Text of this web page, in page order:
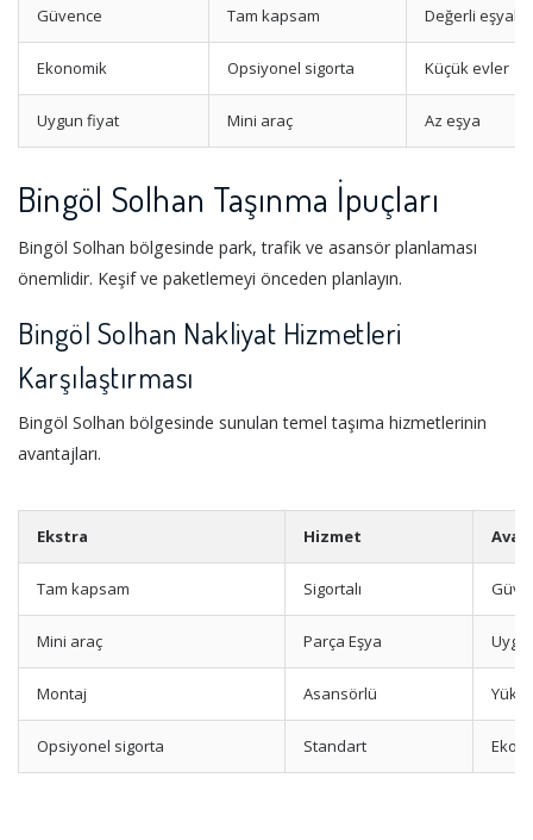
Güvence Tam kapsam Değerli eşyalar
Ekonomik Opsiyonel sigorta Küçük evler
Uygun fiyat Mini araç Az eşya
Bingöl Solhan Taşınma İpuçları
Bingöl Solhan bölgesinde park, trafik ve asansör planlaması
önemlidir. Keşif ve paketlemeyi önceden planlayın.
Bingöl Solhan Nakliyat Hizmetleri
Karşılaştırması
Bingöl Solhan bölgesinde sunulan temel taşıma hizmetlerinin
avantajları.
Ekstra Hizmet
Tam kapsam Sigortalı
Mini araç Parça Eşya
Montaj Asansörlü
Opsiyonel sigorta Standart